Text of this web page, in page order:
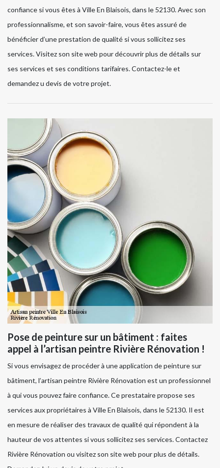
confiance si vous êtes à Ville En Blaisois, dans le 52130. Avec son
professionnalisme, et son savoir-faire, vous êtes assuré de
bénéficier d’une prestation de qualité si vous sollicitez ses
services. Visitez son site web pour découvrir plus de détails sur
ses services et ses conditions tarifaires. Contactez-le et
demandez u devis de votre projet.
Pose de peinture sur un bâtiment : faites
appel à l’artisan peintre Rivière Rénovation !
Si vous envisagez de procéder à une application de peinture sur
bâtiment, l’artisan peintre Rivière Rénovation est un professionnel
à qui vous pouvez faire confiance. Ce prestataire propose ses
services aux propriétaires à Ville En Blaisois, dans le 52130. Il est
en mesure de réaliser des travaux de qualité qui répondent à la
hauteur de vos attentes si vous sollicitez ses services. Contactez
Rivière Rénovation ou visitez son site web pour plus de détails.